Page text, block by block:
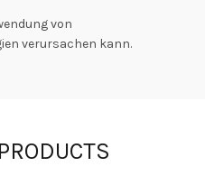
von
verursachen kann.